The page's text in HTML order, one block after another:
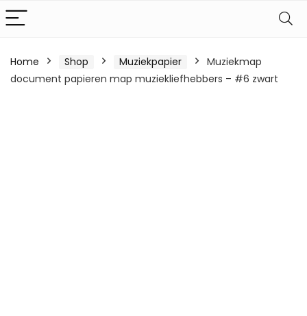
Home Shop Muziekpapier
Muziekmap
document papieren map muziekliefhebbers – #6 zwart